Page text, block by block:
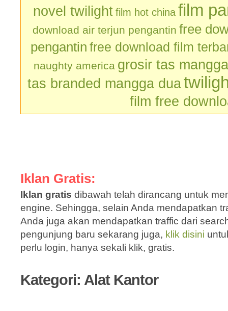
novel twilight film hot china film
download air terjun pengantin free
pengantin free download film
naughty america grosir tas
tas branded mangga dua
film free
Iklan Gratis:
Iklan gratis dibawah telah dirancang untuk
engine. Sehingga, selain Anda mendapatkan
Anda juga akan mendapatkan traffic dari
pengunjung baru sekarang juga, klik disini
perlu login, hanya sekali klik, gratis.
Kategori: Alat Kantor